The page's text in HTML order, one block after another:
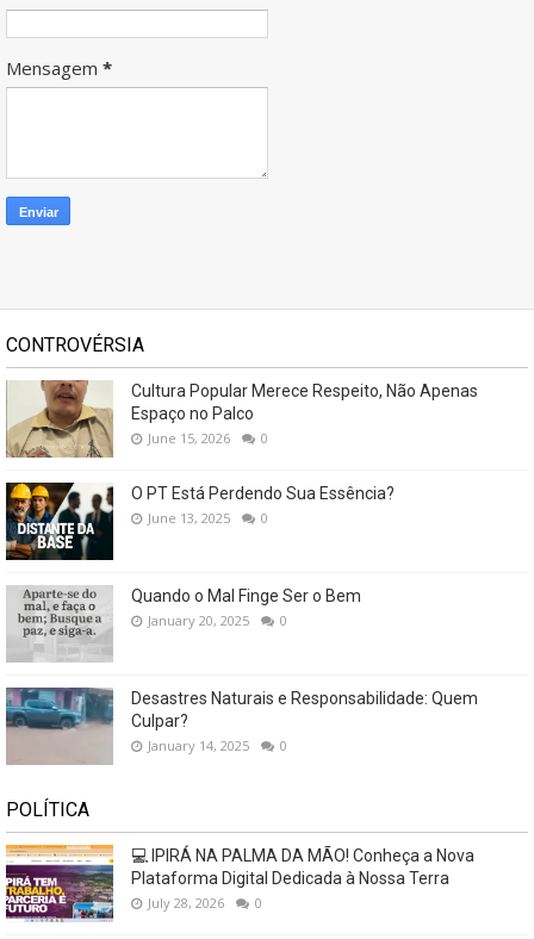
Mensagem *
CONTROVÉRSIA
Cultura Popular Merece Respeito, Não Apenas
Espaço no Palco
June 15, 2026 0
O PT Está Perdendo Sua Essência?
June 13, 2025 0
Quando o Mal Finge Ser o Bem
January 20, 2025 0
Desastres Naturais e Responsabilidade: Quem
Culpar?
January 14, 2025 0
POLÍTICA
💻 IPIRÁ NA PALMA DA MÃO! Conheça a Nova
Plataforma Digital Dedicada à Nossa Terra
July 28, 2026 0